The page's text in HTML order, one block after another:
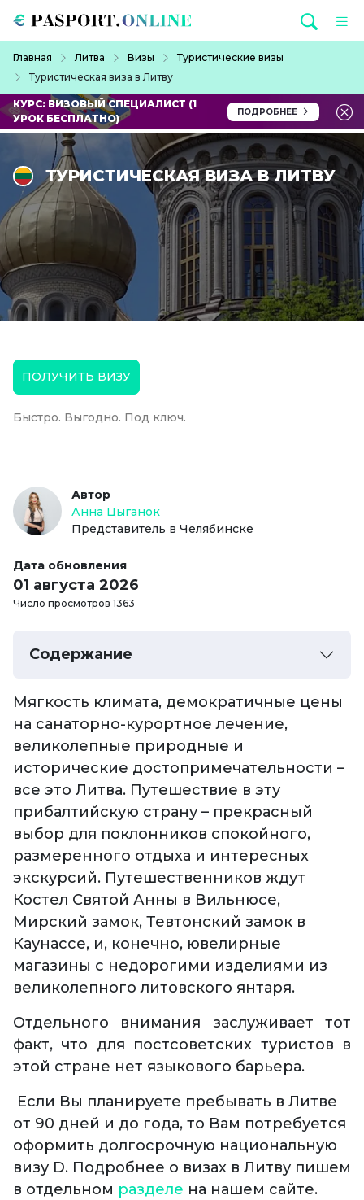
Главная Литва Визы
Туристические визы
Туристическая виза в Литву
КУРС: ВИЗОВЫЙ СПЕЦИАЛИСТ (1
УРОК БЕСПЛАТНО)
ПОДРОБНЕЕ
ТУРИСТИЧЕСКАЯ ВИЗА В ЛИТВУ
ПОЛУЧИТЬ ВИЗУ
Быстро. Выгодно. Под ключ.
Автор
Анна Цыганок
Представитель в Челябинске
Дата обновления
01 августа 2026
Число просмотров 1363
Содержание
Мягкость климата, демократичные цены
на санаторно-курортное лечение,
великолепные природные и
исторические достопримечательности –
все это Литва. Путешествие в эту
прибалтийскую страну – прекрасный
выбор для поклонников спокойного,
размеренного отдыха и интересных
экскурсий. Путешественников ждут
Костел Святой Анны в Вильнюсе,
Мирский замок, Тевтонский замок в
Каунассе, и, конечно, ювелирные
магазины с недорогими изделиями из
великолепного литовского янтаря.
Отдельного внимания заслуживает тот
факт, что для постсоветских туристов в
этой стране нет языкового барьера.
Если Вы планируете пребывать в Литве
от 90 дней и до года, то Вам потребуется
оформить долгосрочную национальную
визу D. Подробнее о визах в Литву пишем
в отдельном разделе на нашем сайте.